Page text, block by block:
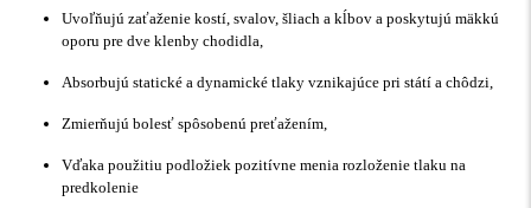
Uvoľňujú zaťaženie kostí, svalov, šliach a kĺbov a poskytujú mäkkú
oporu pre dve klenby chodidla,
Absorbujú statické a dynamické tlaky vznikajúce pri státí a chôdzi,
Zmierňujú bolesť spôsobenú preťažením,
Vďaka použitiu podložiek pozitívne menia rozloženie tlaku na
predkolenie